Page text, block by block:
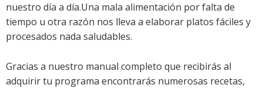
nuestro día a día.Una mala alimentación por falta de
tiempo u otra razón nos lleva a elaborar platos fáciles y
procesados nada saludables.
Gracias a nuestro manual completo que recibirás al
adquirir tu programa encontrarás numerosas recetas,